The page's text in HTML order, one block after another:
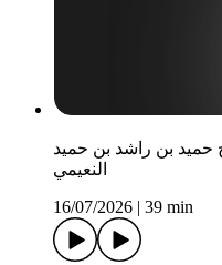
حميد بن راشد بن حميد
النعيمي
16/07/2026 | 39 min